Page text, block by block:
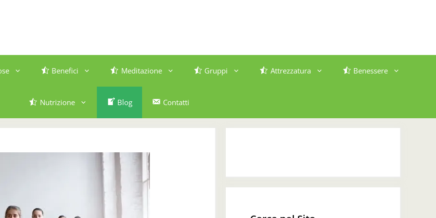
Benefici Meditazione Gruppi Attrezzatura Benessere
Nutrizione Blog Contatti